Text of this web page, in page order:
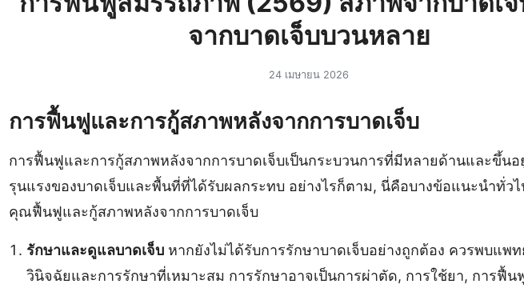
จากบาดเจ็บบวนหลาย
24 เมษายน 2026
การฟื้นฟูและการกู้สภาพหลังจากการบาดเจ็บ
การฟื้นฟูและการกู้สภาพหลังจากการบาดเจ็บเป็นกระบวนการที่มีหลายด้านและขึ้น
รุนแรงของบาดเจ็บและพื้นที่ที่ได้รับผลกระทบ อย่างไรก็ตาม, นี่คือบางข้อแนะนำทั่ว
คุณฟื้นฟูและกู้สภาพหลังจากการบาดเจ็บ
รักษาและดูแลบาดเจ็บหากยังไม่ได้รับการรักษาบาดเจ็บอย่างถูกต้อง ควรพบแพท
วินิจฉัยและการรักษาที่เหมาะสม การรักษาอาจเป็นการผ่าตัด, การใช้ยา, การฟื้น